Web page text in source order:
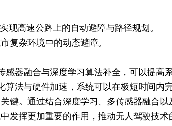
现高速公路上的自动避障与路径规划。
复杂环境中的动态避障。
器融合与深度学习算法补全，可以提高
法与硬件加速，系统可以在极短时间内
键。通过结合深度学习、多传感器融合
挥更加重要的作用，推动无人驾驶技术